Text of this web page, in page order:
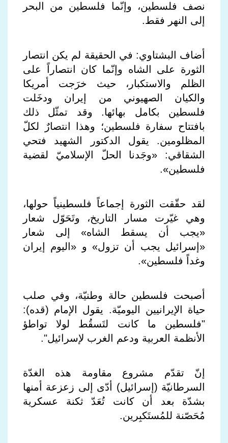
نصف فلسطين، وإنّما فلسطين من البحر
إلى النهر فقط.
أضاف البشتاوي: في الحقيقة لم يكن انتصار
الثورة على الشاه وإنّما كان انتصاراً على
الظلم والاستكبار، حيث خرَجت أمريكا
والكيان الصهيوني من إيران ودخَلت
فلسطين بكامل بهائها. وقد تمثّل ذلك
بافتتاح سفارة فلسطين؛ وهذا انتصارٌ لكلّ
المظلومين. يقول الدكتور الشهيد فتحي
الشقاقي: «وجَدنا الحلّ الإسلاميّ لقضية
فلسطين».
لقد حقّقت الثورة إجماعاً فلسطينياً حولها،
وهي غيّرت مسار التاريخ، وتَحَوّل شعار
«يجب أن يسقط الشاه» إلى شعار
«إسرائيل يجب أن تزول» و «اليوم إيران
وغداً فلسطين».
أصبحت فلسطين حالة وطنيّة، وفي صلب
حياة الإيرانيين اليوميّة. يقول الإمام (قده):
"فلسطين ما كانت لتَسقُط لولا تواطؤ
الأنظمة العربية ودعم الغرب لإسرائيل".
إنّ تقدّم مشروع مقاومة هذه الغدّة
السرطانيّة (إسرائيل) أدّى إلى زعزعة أمنها
بشدّة بعد أن كانت تُعَدّ ثكنة عسكرية
مُحَصّنة للمُستَكبِرين.